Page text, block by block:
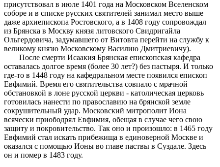
присутствовал в июле 1401 года на Московском Все­ленском
соборе и в списке русских святителей занимал ме­сто выше
даже архиепископа Ростовского, а в 1408 году сопровождал
из Брянска в Москву князя литовского Свидригайла
Ольгердовича, задумавшего от Витовта перейти на службу к
великому князю Московскому Василию Дмит­риевичу).
После смерти Исаакия Брянская епископская кафедра
оставалась долгое время (более 30 лет?) без пастыря. И только
где-то в 1448 году на кафедральном месте появился епископ
Евфимий. Время его святительства совпало с мрачной
обстановкой в лоне русской церкви - католиче­ская церковь
готовилась нанести по православию на брян­ской земле
сокрушительный удар. Московский митропо­лит Иона
всячески приободрял Евфимия, обещая в случае чего свою
защиту и покровительство. Так оно и произош­ло: в 1465 году
Евфимий стал искать прибежища в едино­верной Москве и
оказался с помощью Ионы во главе паст­вы в Суздале. Здесь
он и помер в 1483 году.